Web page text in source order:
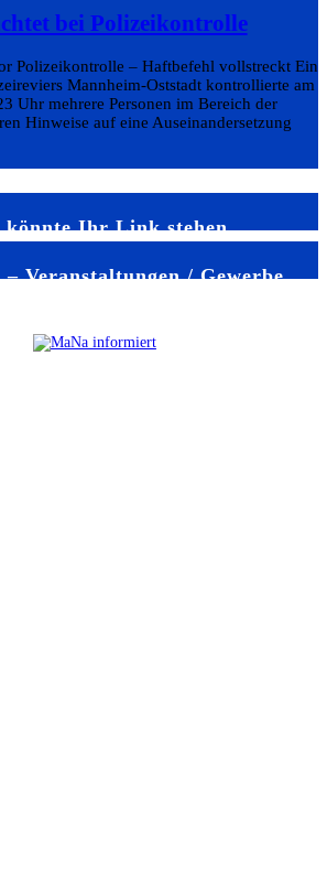
bei Polizeikontrolle
Polizeikontrolle – Haftbefehl vollstreckt Eine
Mannheim-Oststadt kontrollierte am
Uhr mehrere Personen im Bereich der
Hinweise auf eine Auseinandersetzung
könnte Ihr Link stehen
– Veranstaltungen / Gewerbe